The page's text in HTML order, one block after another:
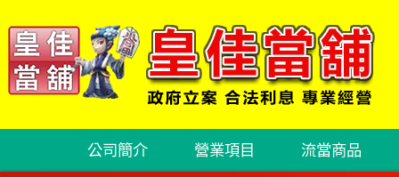
公司簡介 營業項目 流當商品